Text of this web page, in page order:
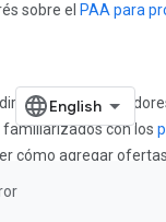
sobre el PAA para
a
con los
cómo agregar
únicos.